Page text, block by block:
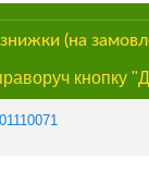
(на
кнопку